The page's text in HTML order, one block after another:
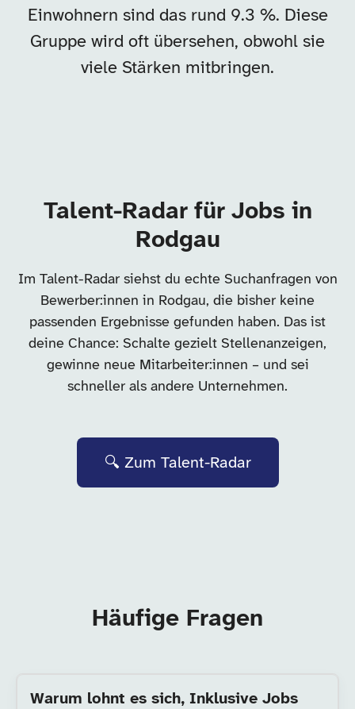
Einwohnern sind das rund 9.3 %. Diese
Gruppe wird oft übersehen, obwohl sie
viele Stärken mitbringen.
Talent-Radar für Jobs in
Rodgau
Im Talent-Radar siehst du echte Suchanfragen von
Bewerber:innen in Rodgau, die bisher keine
passenden Ergebnisse gefunden haben. Das ist
deine Chance: Schalte gezielt Stellenanzeigen,
gewinne neue Mitarbeiter:innen – und sei
schneller als andere Unternehmen.
🔍 Zum Talent-Radar
Häufige Fragen
Warum lohnt es sich, Inklusive Jobs